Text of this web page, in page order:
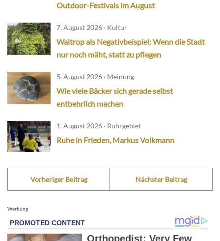
Outdoor-Festivals im August
7. August 2026 · Kultur
Waltrop als Negativbeispiel: Wenn die Stadt
nur noch mäht, statt zu pflegen
5. August 2026 · Meinung
Wie viele Bäcker sich gerade selbst
entbehrlich machen
1. August 2026 · Ruhrgebiet
Ruhe in Frieden, Markus Volkmann
Vorheriger Beitrag Nächster Beitrag
Werbung